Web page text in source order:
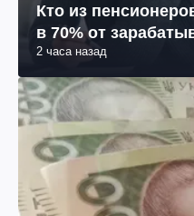
Кто из
в 70% от
2 часа назад